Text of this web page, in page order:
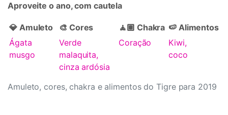
Aproveite o ano, com cautela
Amuleto, cores, chakra e alimentos do Tigre para 2019
💎 Amuleto 🎨 Cores 🧘🏽 Chakra 🍉 Alimentos
Ágata
musgo
Verde
malaquita,
cinza ardósia
Coração
Kiwi,
coco